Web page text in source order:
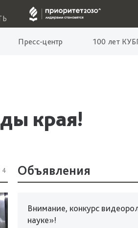
Пресс-центр 100 лет
края!
Объявления
Внимание, конкурс
науке»!